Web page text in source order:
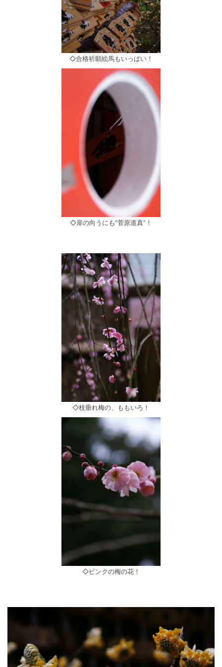
◇合格祈願絵馬もいっぱい！
◇扉の向うにも”菅原道真”！
◇枝垂れ梅の、ももいろ！
◇ピンクの梅の花！